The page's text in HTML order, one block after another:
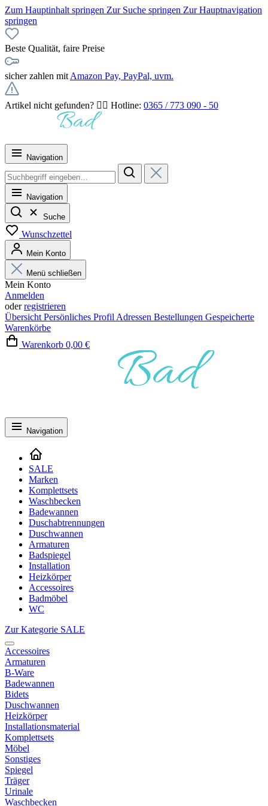
Zum Hauptinhalt springen Zur Suche springen Zur Hauptnavigation
springen
Beste Qualität, faire Preise
sicher zahlen mit Amazon Pay, PayPal, uvm.
Artikel nicht gefunden? 👉🏻 Hotline: 0365 / 773 090 - 50
Navigation
Navigation
Suche
Wunschzettel
Mein Konto
Menü schließen
Mein Konto
Anmelden
oderregistrieren
Übersicht Persönliches Profil Adressen Bestellungen Gespeicherte
Warenkörbe
Warenkorb 0,00 €
Navigation
SALE
Marken
Komplettsets
Waschbecken
Badewannen
Duschabtrennungen
Duschwannen
Armaturen
Badspiegel
Installation
Heizkörper
Accessoires
Badmöbel
WC
Zur Kategorie SALE
Accessoires
Armaturen
B-Ware
Badewannen
Bidets
Duschwannen
Heizkörper
Installationsmaterial
Komplettsets
Möbel
Sonstiges
Spiegel
Träger
Urinale
Waschbecken